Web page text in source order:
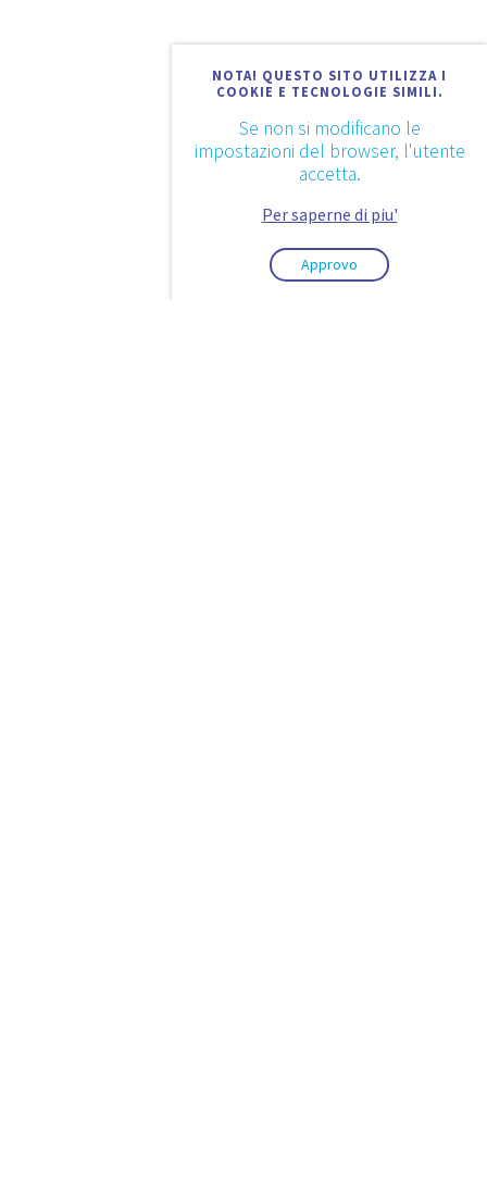
NOTA! QUESTO SITO UTILIZZA I
COOKIE E TECNOLOGIE SIMILI.
Se non si modificano le
impostazioni del browser, l'utente
accetta.
Per saperne di piu'
Approvo